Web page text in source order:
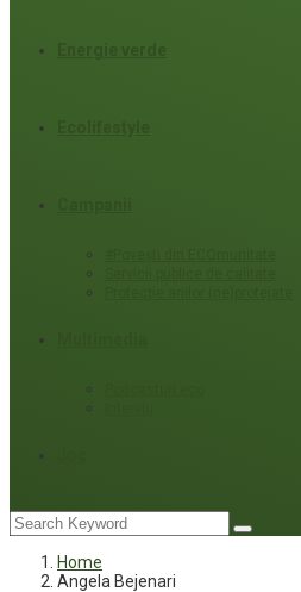
Home
Angela Bejenari